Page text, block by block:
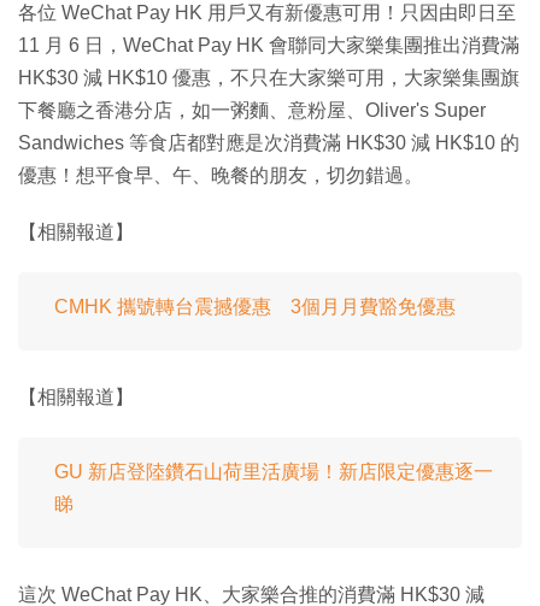
各位 WeChat Pay HK 用戶又有新優惠可用！只因由即日至
11 月 6 日，WeChat Pay HK 會聯同大家樂集團推出消費滿
HK$30 減 HK$10 優惠，不只在大家樂可用，大家樂集團旗
下餐廳之香港分店，如一粥麵、意粉屋、Oliver's Super
Sandwiches 等食店都對應是次消費滿 HK$30 減 HK$10 的
優惠！想平食早、午、晚餐的朋友，切勿錯過。
【相關報道】
CMHK 攜號轉台震撼優惠 3個月月費豁免優惠
【相關報道】
GU 新店登陸鑽石山荷里活廣場！新店限定優惠逐一
睇
這次 WeChat Pay HK、大家樂合推的消費滿 HK$30 減